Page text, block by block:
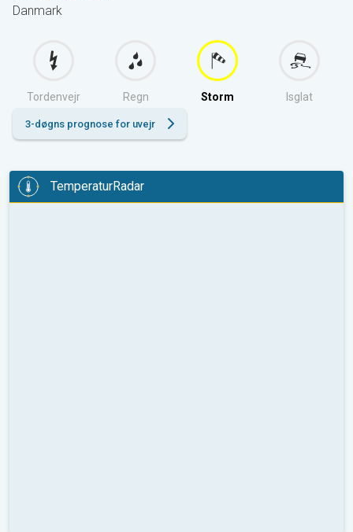
Danmark
Tordenvejr Regn Storm Isglat
3-døgns prognose for uvejr
TemperaturRadar